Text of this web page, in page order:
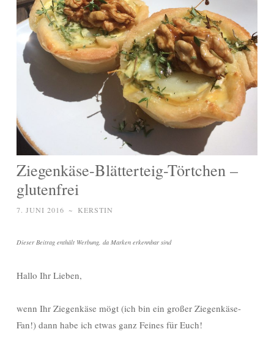
Ziegenkäse-Blätterteig-Törtchen –
glutenfrei
7. JUNI 2016 ~ KERSTIN
Dieser Beitrag enthält Werbung, da Marken erkennbar sind
Hallo Ihr Lieben,
wenn Ihr Ziegenkäse mögt (ich bin ein großer Ziegenkäse-
Fan!) dann habe ich etwas ganz Feines für Euch!